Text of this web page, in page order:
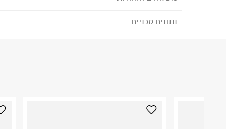
לבחירת בשיטת המשלוח המתאימה לכם,
לפני החזרת החבילה, חשוב להדביק את מדבקת
נתונים טכניים
היבואן
איי.אי.איל בע"מ